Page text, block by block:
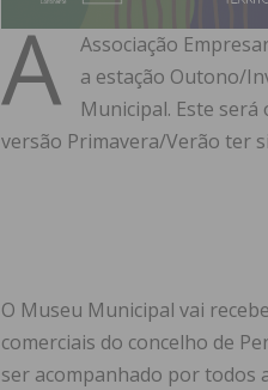
A
Associação
a estação Outono/
Municipal. Este será
versão Primavera/Verão ter
O Museu Municipal vai
comerciais do concelho de
ser acompanhado por todos